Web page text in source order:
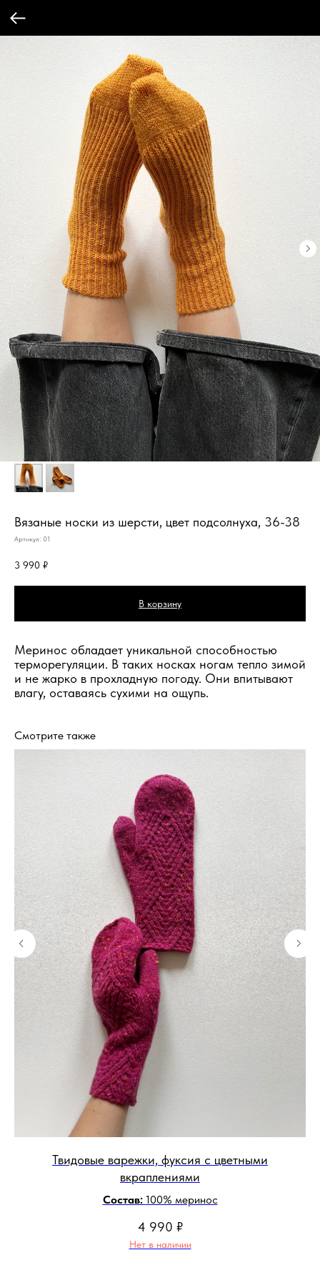
Вязаные носки из шерсти, цвет подсолнуха, 36-38
Артикул: 01
3 990 ₽
В корзину
Меринос обладает уникальной способностью
терморегуляции. В таких носках ногам тепло зимой
и не жарко в прохладную погоду. Они впитывают
влагу, оставаясь сухими на ощупь.
Смотрите также
Твидовые варежки, фуксия с цветными
вкраплениями
Состав: 100% меринос
4 990 ₽
Нет в наличии